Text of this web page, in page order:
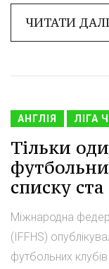
ЧИТАТИ ДАЛІ
АНГЛІЯ ЛІГА
Тільки
списку
Міжнародна
(IFFHS)
футбольних